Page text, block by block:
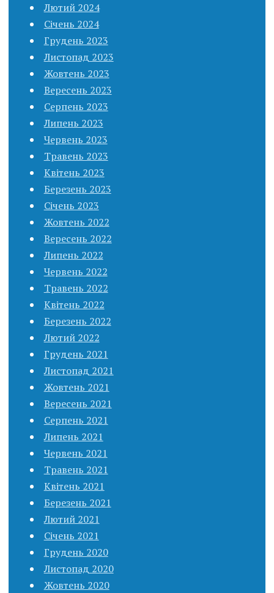
Лютий 2024
Січень 2024
Грудень 2023
Листопад 2023
Жовтень 2023
Вересень 2023
Серпень 2023
Липень 2023
Червень 2023
Травень 2023
Квітень 2023
Березень 2023
Січень 2023
Жовтень 2022
Вересень 2022
Липень 2022
Червень 2022
Травень 2022
Квітень 2022
Березень 2022
Лютий 2022
Грудень 2021
Листопад 2021
Жовтень 2021
Вересень 2021
Серпень 2021
Липень 2021
Червень 2021
Травень 2021
Квітень 2021
Березень 2021
Лютий 2021
Січень 2021
Грудень 2020
Листопад 2020
Жовтень 2020